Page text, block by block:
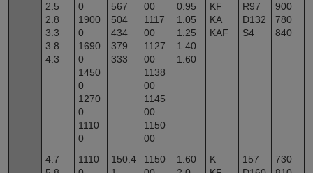
2.5
2.8
3.3
3.8
4.3
0
1900
0
1690
0
1450
0
1270
0
1110
0
567
504
434
379
333
00
1117
00
1127
00
1138
00
1145
00
1150
00
0.95
1.05
1.25
1.40
1.60
KF
KA
KAF
R97
D132
S4
900
780
840
4.7
1110
150.4
1150
1.60
K
157
730